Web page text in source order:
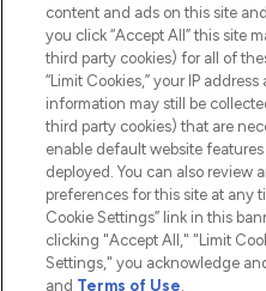
ÜBER
content and ads on this site
you click “Accept All” this site
third party cookies) for all of
“Limit Cookies,” your IP
information may still be
third party cookies) that are
enable default website
deployed. You can also review
preferences for this site at any
Cookie Settings” link in this
clicking "Accept All," "Limit
Settings," you acknowledge
and Terms of Use.